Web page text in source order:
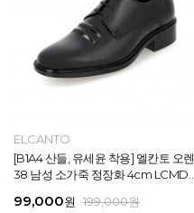
MAZZ
마쯔 by 엘칸토 남성 데이엔 스니커즈
3.5cm LCMS20M413
71,400원 189,000원
ELCANTO
[B1A4 산들, 유세윤 착용] 엘칸토 오렌
38 남성 소가죽 정장화 4cm LCMD3
99,000원 199,000원
MAZZ
[박형식, 지창욱 착용] 마쯔 by 엘칸토
남성 페니 로퍼 3.5cm LCMD82I111
39,200원 129,000원
MAZZ
마쯔 by 엘칸토 남성 데일리 컴포트화
4cm LCMF95M111
38,250원 129,000원
MAZZ
마쯔 by 엘칸토 남성 데이엔 스니커즈
3.5cm LCMS20M413
71,400원 189,000원
ELCANTO
[B1A4 산들, 유세윤 착용] 엘칸토 오렌
38 남성 소가죽 정장화 4cm LCMD3
99,000원 199,000원